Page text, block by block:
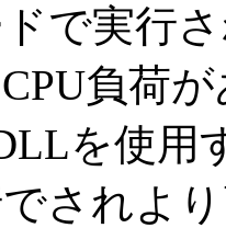
で実行
負荷
を使用
されよ